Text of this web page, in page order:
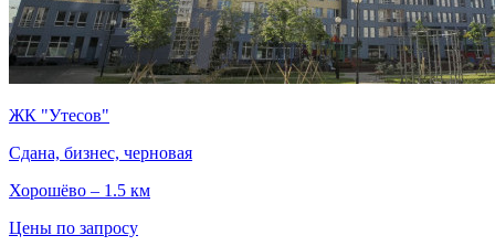
ЖК "Утесов"
Сдана, бизнес, черновая
Хорошёво – 1.5 км
Цены по запросу